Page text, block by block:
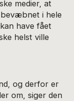
medier, at
i hele
have fået
helst ville
og derfor er
om, siger den